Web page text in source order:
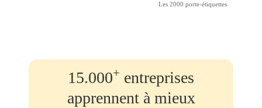
Les 2000 porte-étiquettes
15.000+ entreprises
apprennent à mieux